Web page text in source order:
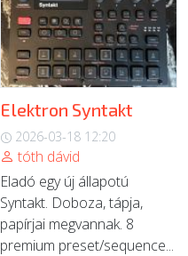
Elektron Syntakt
2026-03-18 12:20
tóth dávid
Eladó egy új állapotú
Syntakt. Doboza, tápja,
papírjai megvannak. 8
premium preset/sequence...